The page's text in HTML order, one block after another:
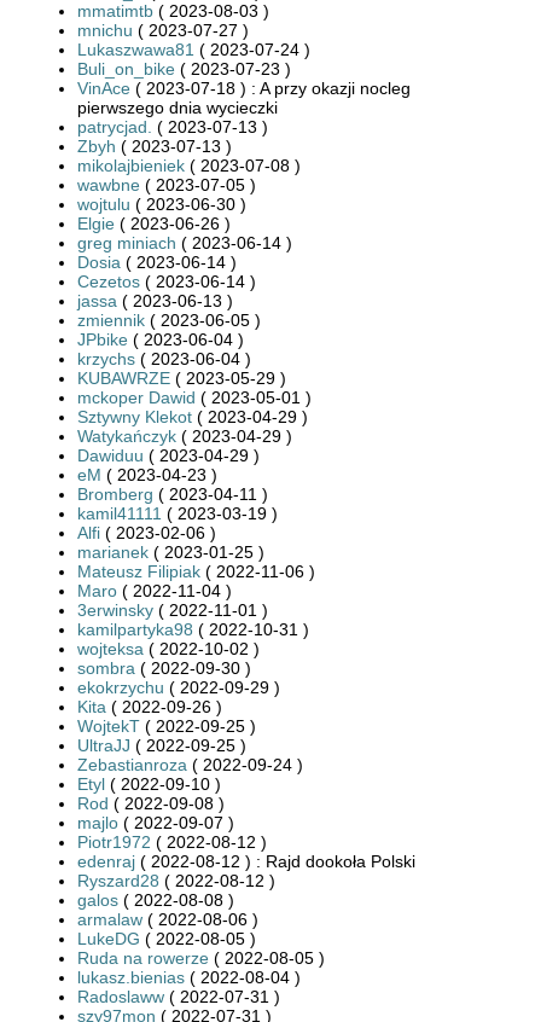
mmatimtb ( 2023-08-03 )
mnichu ( 2023-07-27 )
Lukaszwawa81 ( 2023-07-24 )
Buli_on_bike ( 2023-07-23 )
VinAce ( 2023-07-18 ) : A przy okazji nocleg
pierwszego dnia wycieczki
patrycjad. ( 2023-07-13 )
Zbyh ( 2023-07-13 )
mikolajbieniek ( 2023-07-08 )
wawbne ( 2023-07-05 )
wojtulu ( 2023-06-30 )
Elgie ( 2023-06-26 )
greg miniach ( 2023-06-14 )
Dosia ( 2023-06-14 )
Cezetos ( 2023-06-14 )
jassa ( 2023-06-13 )
zmiennik ( 2023-06-05 )
JPbike ( 2023-06-04 )
krzychs ( 2023-06-04 )
KUBAWRZE ( 2023-05-29 )
mckoper Dawid ( 2023-05-01 )
Sztywny Klekot ( 2023-04-29 )
Watykańczyk ( 2023-04-29 )
Dawiduu ( 2023-04-29 )
eM ( 2023-04-23 )
Bromberg ( 2023-04-11 )
kamil41111 ( 2023-03-19 )
Alfi ( 2023-02-06 )
marianek ( 2023-01-25 )
Mateusz Filipiak ( 2022-11-06 )
Maro ( 2022-11-04 )
3erwinsky ( 2022-11-01 )
kamilpartyka98 ( 2022-10-31 )
wojteksa ( 2022-10-02 )
sombra ( 2022-09-30 )
ekokrzychu ( 2022-09-29 )
Kita ( 2022-09-26 )
WojtekT ( 2022-09-25 )
UltraJJ ( 2022-09-25 )
Zebastianroza ( 2022-09-24 )
Etyl ( 2022-09-10 )
Rod ( 2022-09-08 )
majlo ( 2022-09-07 )
Piotr1972 ( 2022-08-12 )
edenraj ( 2022-08-12 ) : Rajd dookoła Polski
Ryszard28 ( 2022-08-12 )
galos ( 2022-08-08 )
armalaw ( 2022-08-06 )
LukeDG ( 2022-08-05 )
Ruda na rowerze ( 2022-08-05 )
lukasz.bienias ( 2022-08-04 )
Radoslaww ( 2022-07-31 )
szy97mon ( 2022-07-31 )